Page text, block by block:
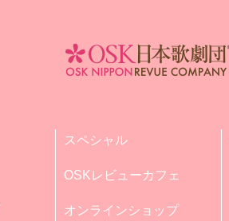
スペシャル
OSKレビューカフェ
オンラインショップ